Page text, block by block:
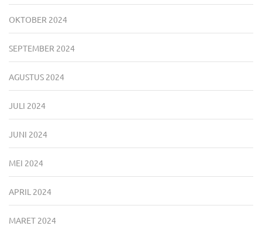
OKTOBER 2024
SEPTEMBER 2024
AGUSTUS 2024
JULI 2024
JUNI 2024
MEI 2024
APRIL 2024
MARET 2024